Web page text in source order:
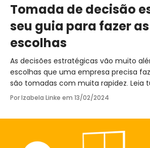
Tomada de decisão
seu guia para fazer
escolhas
As decisões estratégicas vão muito
escolhas que uma empresa precisa
são tomadas com muita rapidez. Leia
Por Izabela Linke em 13/02/2024